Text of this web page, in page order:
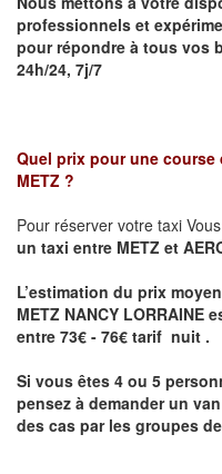
professionnels et
pour répondre à tous vos
24h/24, 7j/7
Quel prix pour une course
METZ ?
Pour réserver votre taxi
un taxi entre METZ et
L’estimation du prix
METZ NANCY LORRAINE
entre 73€ - 76€ tarif nuit .
Si vous êtes 4 ou 5
pensez à demander un
des cas par les groupes